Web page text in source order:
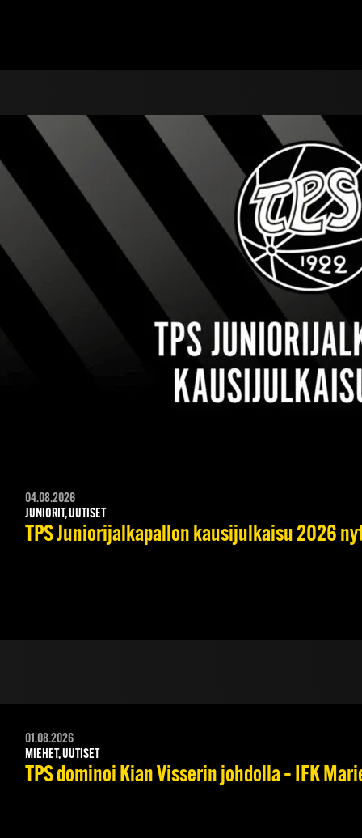
04.08.2026
JUNIORIT, UUTISET
TPS Juniorijalkapallon kausijulkaisu 2026
01.08.2026
MIEHET, UUTISET
TPS dominoi Kian Visserin johdolla – IFK